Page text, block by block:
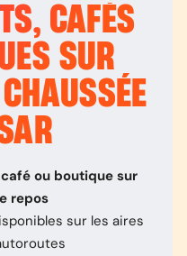
CAFÉS
SUR
ou boutique sur
repos
sur les aires